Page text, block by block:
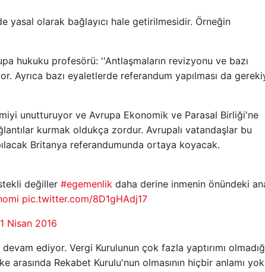
yasal olarak bağlayıcı hale getirilmesidir. Örneğin
hukuku profesörü: ''Antlaşmaların revizyonu ve bazı
bazı eyaletlerde referandum yapılması da
unutturuyor ve Avrupa Ekonomik ve Parasal Birliği'ne
kurmak oldukça zordur. Avrupalı ​​vatandaşlar bu
Britanya referandumunda ortaya koyacak.
değiller #egemenlik daha derine inmenin önündeki
pic.twitter.com/8D1gHAdj17
Nisan 2016
ediyor. Vergi Kurulunun çok fazla yaptırımı
Rekabet Kurulu'nun olmasının hiçbir anlamı